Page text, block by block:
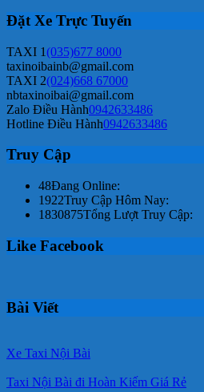
Đặt Xe Trực Tuyến
TAXI 1(035)677 8000
taxinoibainb@gmail.com
TAXI 2(024)668 67000
nbtaxinoibai@gmail.com
Zalo Điều Hành0942633486
Hotline Điều Hành0942633486
Truy Cập
48Đang Online:
1922Truy Cập Hôm Nay:
1830875Tổng Lượt Truy Cập:
Like Facebook
Bài Viết
Xe Taxi Nội Bài
Taxi Nội Bài đi Hoàn Kiếm Giá Rẻ